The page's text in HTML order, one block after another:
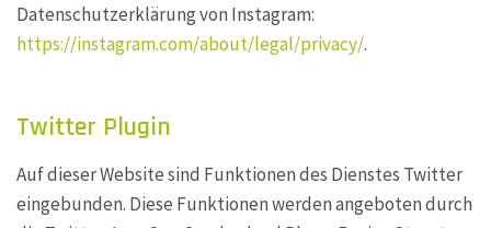
Datenschutzerklärung von Instagram:
https://instagram.com/about/legal/privacy/.
Twitter Plugin
Auf dieser Website sind Funktionen des Dienstes Twitter
eingebunden. Diese Funktionen werden angeboten durch